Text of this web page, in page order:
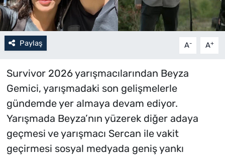
Paylaş A- A+
Survivor 2026 yarışmacılarından Beyza
Gemici, yarışmadaki son gelişmelerle
gündemde yer almaya devam ediyor.
Yarışmada Beyza’nın yüzerek diğer adaya
geçmesi ve yarışmacı Sercan ile vakit
geçirmesi sosyal medyada geniş yankı